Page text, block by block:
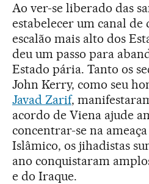
Ao ver-se liberado das
estabelecer um canal de
escalão mais alto dos
deu um passo para
Estado pária. Tanto os
John Kerry, como seu
Javad Zarif,
acordo de Viena ajude
concentrar-se na
Islâmico, os jihadistas
ano conquistaram
e do Iraque.